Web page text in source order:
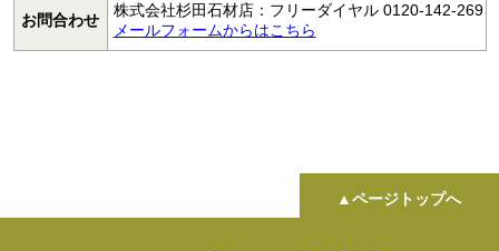
お問合わせ
株式会社杉田石材店：フリーダイヤル 0120-142-269
メールフォームからはこちら
▲ページトップへ